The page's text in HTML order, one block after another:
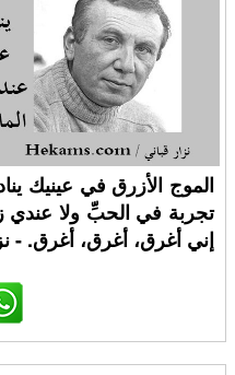
الموج الأزرق في عينيك
تجربة في الحبِّ ولا عندي
إني أغرق، أغرق، أغرق. -